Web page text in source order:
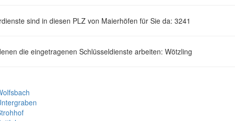
sind in diesen PLZ von Maierhöfen für Sie da: 3241
die eingetragenen Schlüsseldienste arbeiten: Wötzling